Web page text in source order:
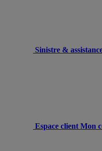
Sinistre &
Espace client Mon